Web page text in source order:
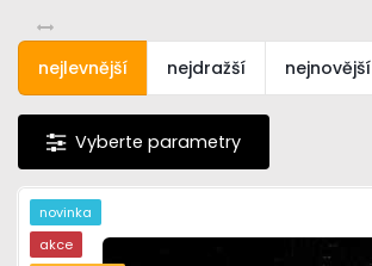
nejlevnější nejdražší nejnovější
novinka
akce